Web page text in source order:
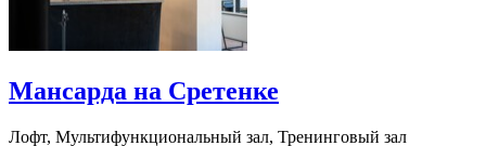
Мансарда на Сретенке
Лофт, Мультифункциональный зал, Тренинговый зал